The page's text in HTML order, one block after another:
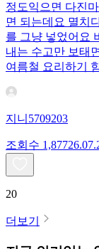
정도익으면 다진
면 되는데요 멸치
를 그냥 넣었어요
내는 수고만 보태
여름철 요리하기
지니5709203
조회수 1,877
20
더보기